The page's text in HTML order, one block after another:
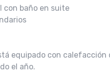
con baño en suite
equipado con
el año.